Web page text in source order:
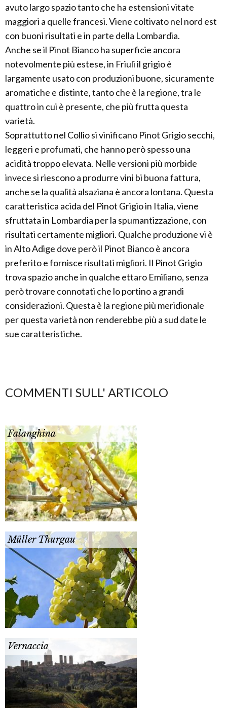
avuto largo spazio tanto che ha estensioni vitate
maggiori a quelle francesi. Viene coltivato nel nord est
con buoni risultati e in parte della Lombardia.
Anche se il Pinot Bianco ha superficie ancora
notevolmente più estese, in Friuli il grigio è
largamente usato con produzioni buone, sicuramente
aromatiche e distinte, tanto che è la regione, tra le
quattro in cui è presente, che più frutta questa
varietà.
Soprattutto nel Collio si vinificano Pinot Grigio secchi,
leggeri e profumati, che hanno però spesso una
acidità troppo elevata. Nelle versioni più morbide
invece si riescono a produrre vini bi buona fattura,
anche se la qualità alsaziana è ancora lontana. Questa
caratteristica acida del Pinot Grigio in Italia, viene
sfruttata in Lombardia per la spumantizzazione, con
risultati certamente migliori. Qualche produzione vi è
in Alto Adige dove però il Pinot Bianco è ancora
preferito e fornisce risultati migliori. Il Pinot Grigio
trova spazio anche in qualche ettaro Emiliano, senza
però trovare connotati che lo portino a grandi
considerazioni. Questa è la regione più meridionale
per questa varietà non renderebbe più a sud date le
sue caratteristiche.
COMMENTI SULL' ARTICOLO
Falanghina
Müller Thurgau
Vernaccia